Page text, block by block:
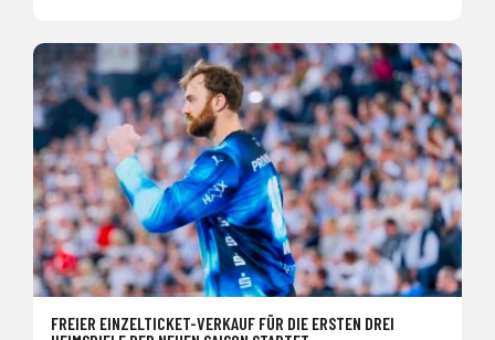
FREIER EINZELTICKET-VERKAUF FÜR DIE ERSTEN DREI